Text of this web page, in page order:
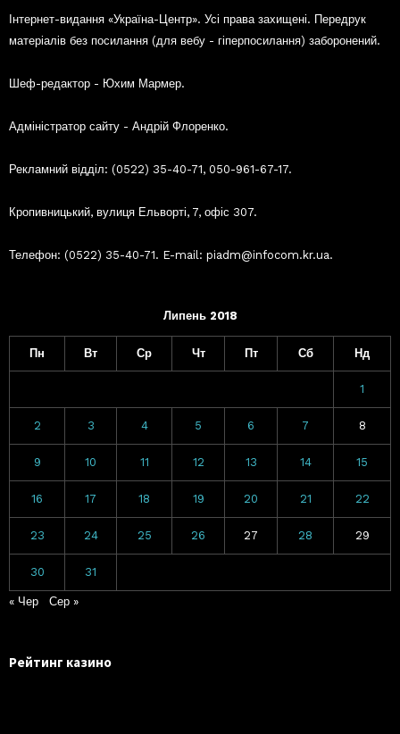
Інтернет-видання «Україна-Центр». Усі права захищені. Передрук
матеріалів без посилання (для вебу - гіперпосилання) заборонений.
Шеф-редактор - Юхим Мармер.
Адміністратор сайту - Андрій Флоренко.
Рекламний відділ: (0522) 35-40-71, 050-961-67-17.
Кропивницький, вулиця Ельворті, 7, офіс 307.
Телефон: (0522) 35-40-71. E-mail: piadm@infocom.kr.ua.
Липень 2018
Пн Вт Ср Чт Пт Сб Нд
1
2 3 4 5 6 7 8
9 10 11 12 13 14 15
16 17 18 19 20 21 22
23 24 25 26 27 28 29
30 31
« Чер Сер »
Рейтинг казино